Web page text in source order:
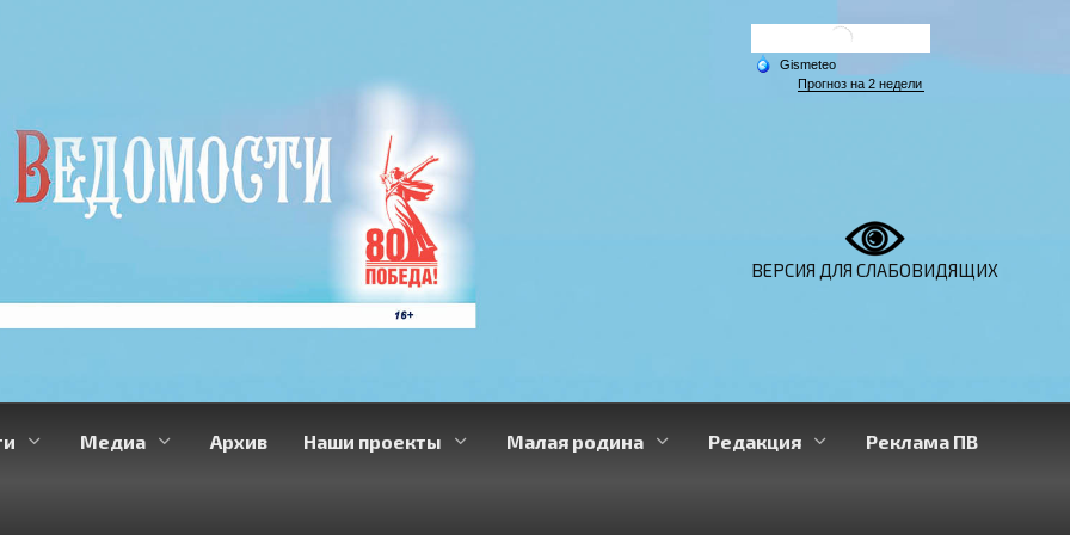
ВЕРСИЯ ДЛЯ СЛАБОВИДЯЩИХ
Медиа Архив Наши проекты Малая родина Редакция Реклама ПВ